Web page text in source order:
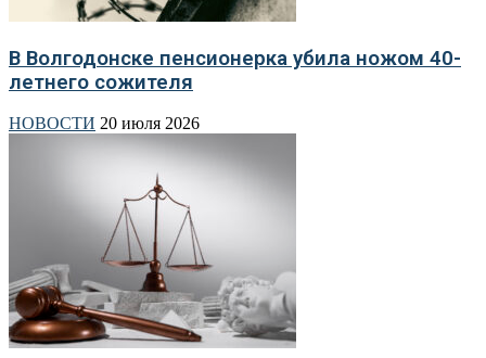
В Волгодонске пенсионерка убила ножом 40-
летнего сожителя
НОВОСТИ 20 июля 2026